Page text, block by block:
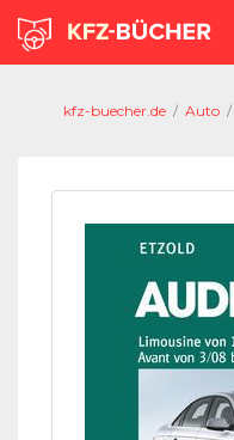
kfz-buecher.de / Auto /